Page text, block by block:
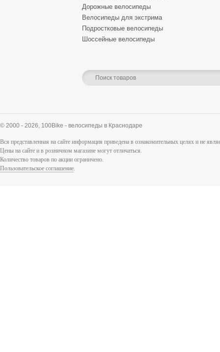
Дорожные велосипеды
Велосипеды для экстрима
Подростковые велосипеды
Шоссейные велосипеды
© 2000 - 2026, 100Bike - велосипеды в Краснодаре
Вся представленная на сайте информация приведена в ознакомительных целях и не
Цены на сайте и в розничном магазине могут отличаться.
Количество товаров по акции ограничено.
Пользовательское соглашение.